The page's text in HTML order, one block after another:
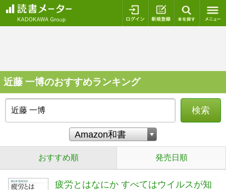
ログイン 新規登録
近藤 一博のおすすめランキング
検索
おすすめ順 発売日順
疲労とはなにか すべてはウイルスが知